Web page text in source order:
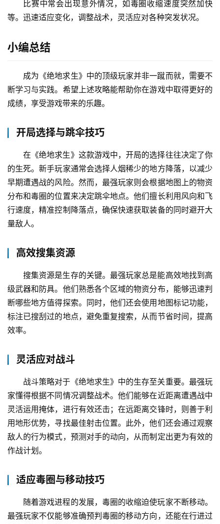
比赛中常会出现意外情况，如毒圈收缩速度突然加快
等。迅速适应变化，调整战术，灵活应对各种突发状况。
小编总结
成为《绝地求生》中的顶级玩家并非一蹴而就，需要不
断学习与实践。希望上述攻略能帮助你在游戏中取得更好的
成绩，享受游戏带来的乐趣。
开局选择与跳伞技巧
在《绝地求生》这款游戏中，开局的选择往往决定了你
的生死。新手玩家通常会选择人烟稀少的地方降落，以减少
早期遭遇战的风险。然而，最强玩家则会根据地图上的物资
分布和毒圈的位置来决定跳伞地点。他们擅长利用风向和飞
行速度，精准控制降落点，确保快速获取装备的同时避开大
量敌人。
高效搜集资源
搜集资源是生存的关键。最强玩家总是能高效地找到高
级武器和防具。他们熟悉各个区域的物资分布，能够迅速判
断哪些地方值得探索。同时，他们还会使用地图标记功能，
标注已搜刮过的地点，避免重复搜索，从而节省时间，提高
效率。
灵活应对战斗
战斗策略对于《绝地求生》中的生存至关重要。最强玩
家懂得根据不同情况调整战术。他们能够在近距离遭遇战中
灵活运用掩体，进行有效还击；在远距离交锋时，则善于利
用地形优势，寻找最佳射击位置。此外，他们还会通过观察
敌人的行为模式，预测对手的动向，从而制定出更为有效的
作战计划。
适应毒圈与移动技巧
随着游戏进程的发展，毒圈的收缩迫使玩家不断移动。
最强玩家不仅能够准确预判毒圈的移动方向，还能在行进过